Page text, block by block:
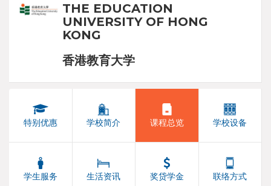
THE EDUCATION
UNIVERSITY OF HONG
KONG
香港教育大学
特别优惠 学校简介 课程总览 学校设备
学生服务 生活资讯 奖贷学金 联络方式